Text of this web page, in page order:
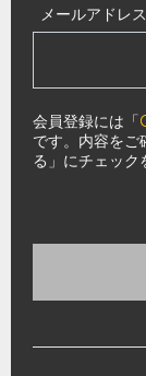
メールアドレス
会員登録には「
です。内容をご
る」にチェック